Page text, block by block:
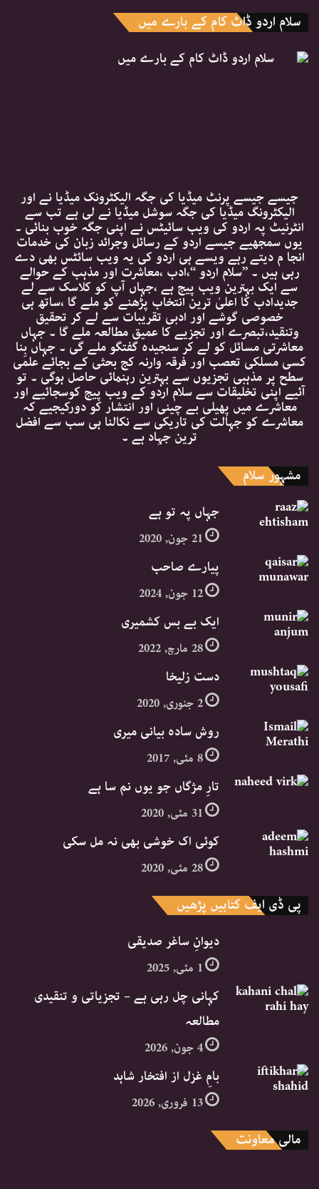
سلام اردو ڈاٹ کام کے بارے میں
جیسے جیسے پرنٹ میڈیا کی جگہ الیکٹرونک میڈیا نے اور
الیکٹرونگ میڈیا کی جگہ سوشل میڈیا نے لی ہے تب سے
انٹرنیٹ پہ اردو کی ویب سائیٹس نے اپنی جگہ خوب بنائی ۔
یوں سمجھیے جیسے اردو کے رسائل وجرائد زبان کی خدمات
انجا م دیتے رہے ویسے ہی اردو کی یہ ویب سائٹس بھی دے
رہی ہیں ۔ ’’سلام اردو ‘‘،ادب ،معاشرت اور مذہب کے حوالے
سے ایک بہترین ویب پیج ہے ،جہاں آپ کو کلاسک سے لے
جدیدادب کا اعلیٰ ترین انتخاب پڑھنے کو ملے گا ،ساتھ ہی
خصوصی گوشے اور ادبی تقریبات سے لے کر تحقیق
وتنقید،تبصرے اور تجزیے کا عمیق مطالعہ ملے گا ۔ جہاں
معاشرتی مسائل کو لے کر سنجیدہ گفتگو ملے گی ۔ جہاں بِنا
کسی مسلکی تعصب اور فرقہ وارنہ کج بحثی کے بجائے علمی
سطح پر مذہبی تجزیوں سے بہترین رہنمائی حاصل ہوگی ۔ تو
آئیے اپنی تخلیقات سے سلام اردو کے ویب پیج کوسجائیے اور
معاشرے میں پھیلی بے چینی اور انتشار کو دورکیجیے کہ
معاشرے کو جہالت کی تاریکی سے نکالنا ہی سب سے افضل
ترین جہاد ہے ۔
مشہور سلام
جہاں پہ تو ہے
21 جون, 2020
پیارے صاحب
12 جون, 2024
ایک بے بس کشمیری
28 مارچ, 2022
دست زلیخا
2 جنوری, 2020
روش سادہ بیانی میری
8 مئی, 2017
تارِ مژگاں جو یوں نم سا ہے
31 مئی, 2020
کوئی اک خوشی بھی نہ مل سکی
28 مئی, 2020
پی ڈی ایف کتابیں پڑھیں
دیوانِ ساغر صدیقی
1 مئی, 2025
کہانی چل رہی ہے – تجزیاتی و تنقیدی
مطالعہ
4 جون, 2026
بامِ غزل از افتخار شاہد
13 فروری, 2026
مالی معاونت